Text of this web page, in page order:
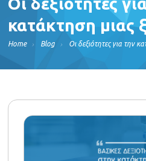
κατάκτηση μιας
Home Blog Οι δεξιότητες για την